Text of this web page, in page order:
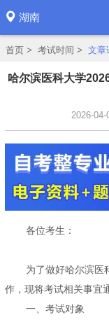
湖南
首页 > 考试时间 > 文章
哈尔滨医科大学
2026-04-
各位考生：
为了做好哈尔滨医
作，现将考试相关事宜
一、考试对象